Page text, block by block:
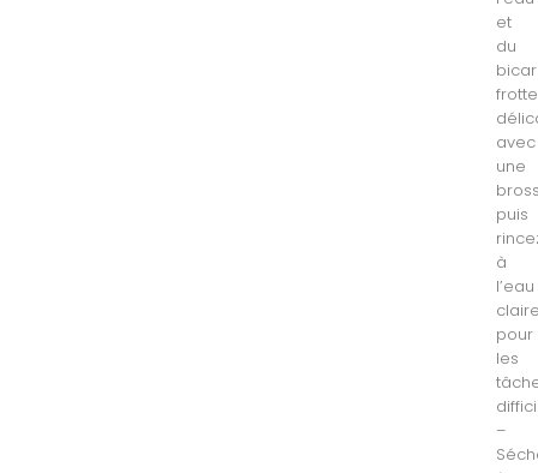
et
du
avec
une
puis
à
l’eau
pour
les
–